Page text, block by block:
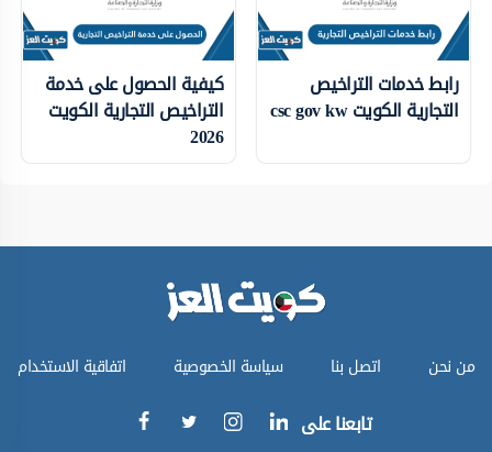
رابط خدمات التراخيص
التجارية الكويت csc gov kw
كيفية الحصول على خدمة
التراخيص التجارية الكويت
2026
من نحن اتصل بنا سياسة الخصوصية اتفاقية الاستخدام
تابعنا على